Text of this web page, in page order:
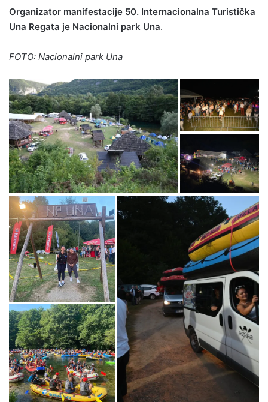
Organizator manifestacije 50. Internacionalna Turistička
Una Regata je Nacionalni park Una.
FOTO: Nacionalni park Una